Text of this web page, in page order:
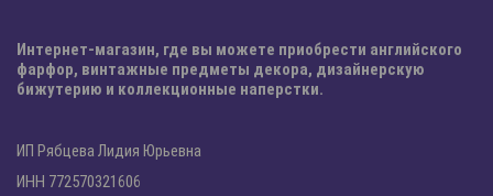
Интернет-магазин, где вы можете приобрести английского
фарфор, винтажные предметы декора, дизайнерскую
бижутерию и коллекционные наперстки.
ИП Рябцева Лидия Юрьевна
ИНН 772570321606